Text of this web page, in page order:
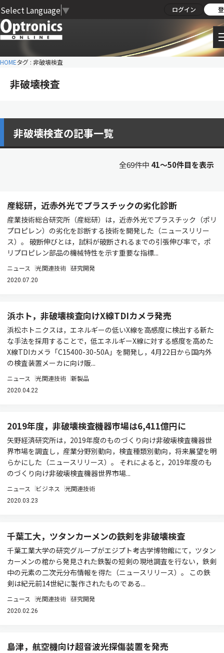
Select Language ▼ ログイン
HOMEタグ : 非破壊検査
非破壊検査
非破壊検査の記事一覧
全69件中 41〜50件目を表示
産総研，近赤外光でプラスチックの劣化診断
産業技術総合研究所（産総研）は，近赤外光でプラスチック（ポリ
プロピレン）の劣化を診断する技術を開発した（ニュースリリー
ス）。 破断伸びとは，試料が破断されるまでの引張伸び率で，ポ
リプロピレン部品の機械特性を示す重要な指標...
ニュース 光関連技術 研究開発
2020.07.20
浜ホト，非破壊検査向けX線TDIカメラ発売
浜松ホトニクスは，エネルギーの低いX線を高感度に検出する新た
な手法を採用することで，低エネルギーX線に対する感度を高めた
X線TDIカメラ「C15400-30-50A」を開発し，4月22日から国内外
の検査装置メーカに向け販...
ニュース 光関連技術 新製品
2020.04.22
2019年度，非破壊検査機器市場は6,411億円に
矢野経済研究所は，2019年度のものづくり向け非破壊検査機器世
界市場を調査し，産業分野別動向，検査種類別動向，将来展望を明
らかにした（ニュースリリース）。 それによると，2019年度のも
のづくり向け非破壊検査機器世界市場...
ニュース ビジネス 光関連技術
2020.03.23
千葉工大，ツタンカーメンの鉄剣を非破壊検査
千葉工業大学の研究グループがエジプト考古学博物館にて，ツタン
カーメンの棺から発見された鉄製の短剣の現地調査を行ない，鉄剣
中の元素の二次元分布情報を得た（ニュースリリース）。 この鉄
剣は紀元前14世紀に製作されたものである...
ニュース 光関連技術 研究開発
2020.02.26
島津，航空機向け超音波光探傷装置を発売